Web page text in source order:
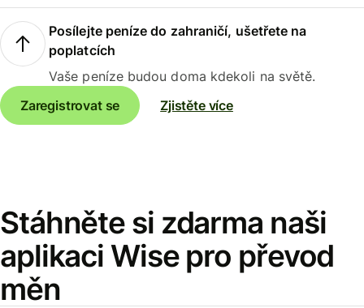
Posílejte peníze do zahraničí, ušetřete na
poplatcích
Vaše peníze budou doma kdekoli na světě.
Zaregistrovat se
Zjistěte více
Stáhněte si zdarma naši
aplikaci Wise pro převod
měn